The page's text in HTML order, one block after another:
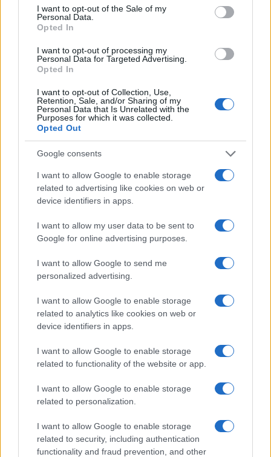
I want to opt-out of the Sale of my
Personal Data.
Opted In
I want to opt-out of processing my
Personal Data for Targeted Advertising.
Opted In
I want to opt-out of Collection, Use,
Retention, Sale, and/or Sharing of my
Personal Data that Is Unrelated with the
Purposes for which it was collected.
Opted Out
Google consents
I want to allow Google to enable storage
related to advertising like cookies on web or
device identifiers in apps.
I want to allow my user data to be sent to
Google for online advertising purposes.
I want to allow Google to send me
personalized advertising.
I want to allow Google to enable storage
related to analytics like cookies on web or
device identifiers in apps.
I want to allow Google to enable storage
related to functionality of the website or app.
I want to allow Google to enable storage
related to personalization.
I want to allow Google to enable storage
related to security, including authentication
functionality and fraud prevention, and other
I sondaggi sono utili come il calciomercato.
Pico
29 Luglio 2023, 16:54 16:54
Franchino entra in uno status do o.rg.as.mo appena vede la
scarafona in TV e per quello che dice? Ma quale trasmissione
men.ta.l.e che ha nella zu.c.ca: batti un colpo Franchino e
sentirai il vuoto risuonare per ore dentro di te.
Rispondi
IL PIÙ LETTO DEL MESE